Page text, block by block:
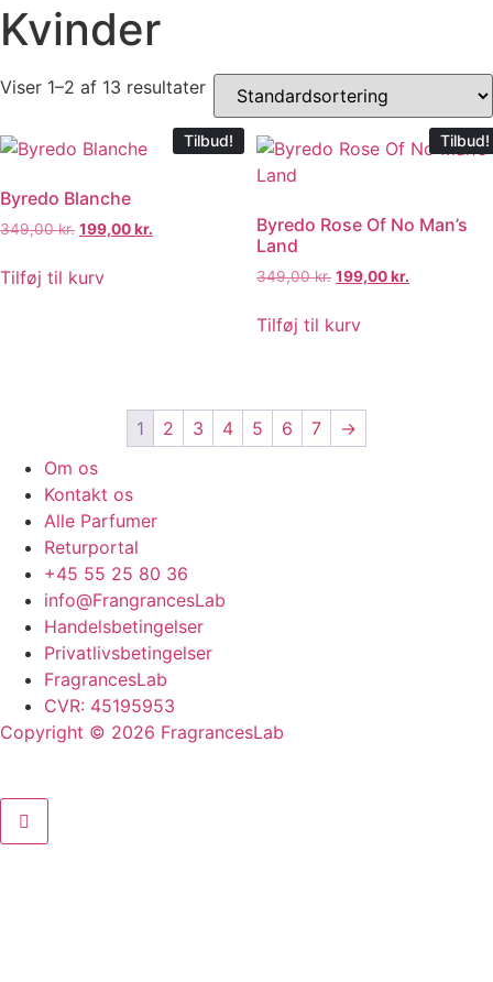
Kvinder
Viser 1–2 af 13 resultater
Tilbud!
Byredo Blanche
349,00kr. Den
pris
199,00kr.
Tilføj til kurv
Tilbud!
Byredo Rose Of No Man’s
Land
349,00kr. Den
pris
199,00kr.
Tilføj til kurv
1 2 3 4 5 6 7
→
Om os
Kontakt os
Alle Parfumer
Returportal
+45 55 25 80 36
info@FrangrancesLab
Handelsbetingelser
Privatlivsbetingelser
FragrancesLab
CVR: 45195953
Copyright © 2026 FragrancesLab